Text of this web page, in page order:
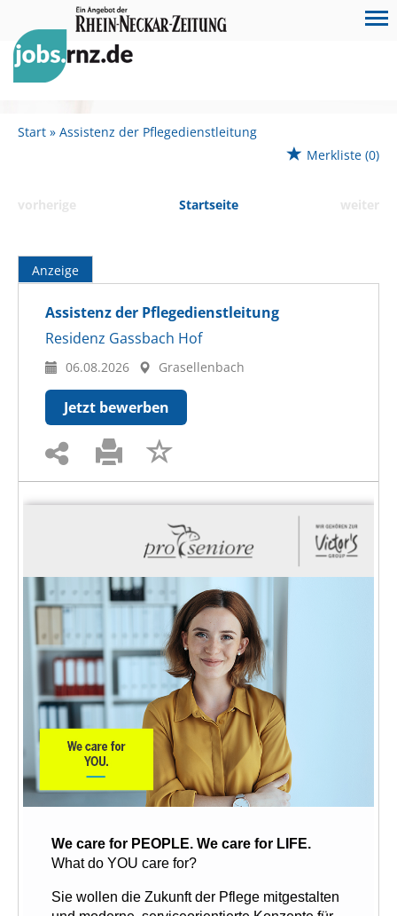
Start
Assistenz der Pflegedienstleitung
Merkliste (0)
vorherige Startseite weiter
Anzeige
Assistenz der Pflegedienstleitung
Residenz Gassbach Hof
06.08.2026 Grasellenbach
Jetzt bewerben